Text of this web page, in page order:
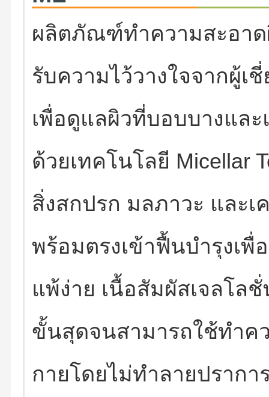
ผลิตภัณฑ์ทำความสะอาด
รับความไว้วางใจจากผู้
เพื่อดูแลผิวที่บอบบางแล
ด้วยเทคโนโลยี Micellar
สิ่งสกปรก มลภาวะ และเ
พร้อมตรงเข้าฟื้นบำรุงเ
แพ้ง่าย เนื้อสัมผัสเจลโล
ขั้นสุดจนสามารถใช้ทำค
กายโดยไม่ทำลายปราก